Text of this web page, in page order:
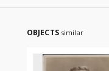
OBJECTS similar